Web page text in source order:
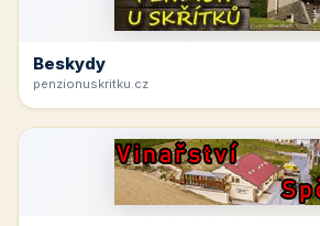
Beskydy
penzionuskritku.cz